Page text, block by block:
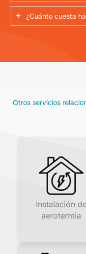
¿Cuánto cuesta
Otros servicios
Instalación
aerotermia